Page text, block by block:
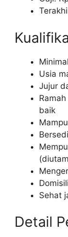
Usia
Jujur
baik
Sehat
Detail